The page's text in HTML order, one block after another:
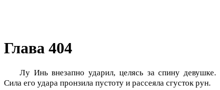
Глава 404
Лу Инь внезапно ударил, целясь за спину девушке.
Сила его удара пронзила пустоту и рассеяла сгусток рун.